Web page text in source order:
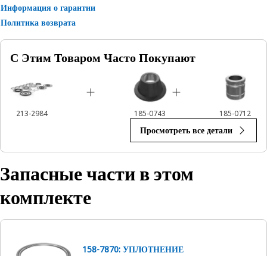
обратной лопатой и экскаваторах всех размеров при сносе
зданий, строительстве, карьерных разработках и промышленном
Информация о гарантии
Политика возврата
С Этим Товаром Часто Покупают
213-2984 185-0743 185-0712
Просмотреть все детали
Запасные части в этом
комплекте
158-7870: УПЛОТНЕНИЕ